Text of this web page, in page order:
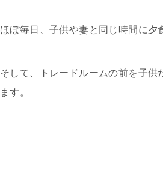
ほぼ毎日、子供や妻と同じ時間に夕
そして、トレードルームの前を子供
ます。